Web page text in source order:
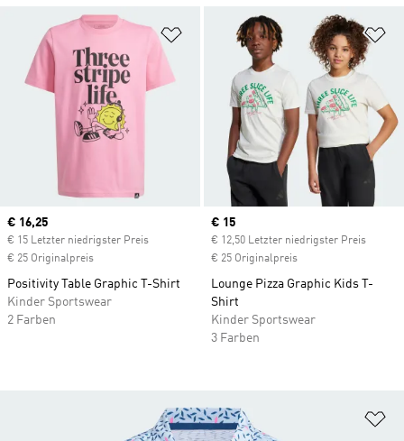
Zur Wunschliste hinzufügen
Current price
€ 16,25
€ 15 Letzter niedrigster Preis
€ 25 Originalpreis
Positivity Table Graphic T-Shirt
Kinder Sportswear
2 Farben
Current price
€ 15
€ 12,50 Letzter niedrigster Preis
€ 25 Originalpreis
Lounge Pizza Graphic Kids T-
Shirt
Kinder Sportswear
3 Farben